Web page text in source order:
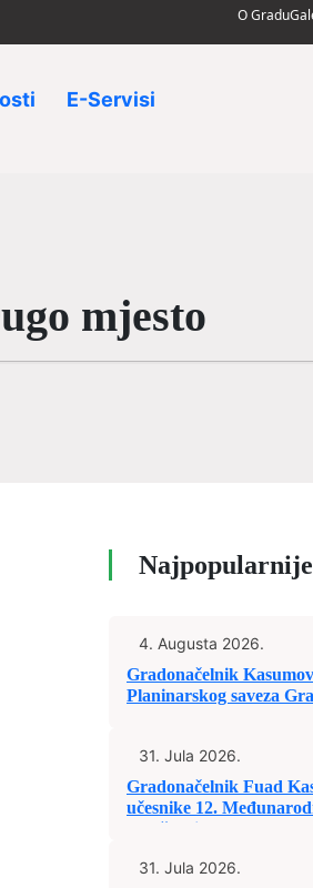
O Gradu
E-Servisi
mjesto
4. Augusta 2026.
Gradonačelnik
Planinarskog saveza
31. Jula 2026.
Gradonačelnik Fuad
učesnike 12.
„Mošćanic...
31. Jula 2026.